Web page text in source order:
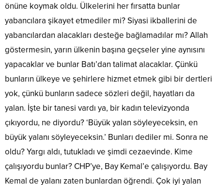
önüne koymak oldu. Ülkelerini her fırsatta bunlar
yabancılara şikayet etmediler mi? Siyasi ikballerini de
yabancılardan alacakları desteğe bağlamadılar mı? Allah
göstermesin, yarın ülkenin başına geçseler yine aynısını
yapacaklar ve bunlar Batı’dan talimat alacaklar. Çünkü
bunların ülkeye ve şehirlere hizmet etmek gibi bir dertleri
yok, çünkü bunların sadece sözleri değil, hayatları da
yalan. İşte bir tanesi vardı ya, bir kadın televizyonda
çıkıyordu, ne diyordu? ‘Büyük yalan söyleyeceksin, en
büyük yalanı söyleyeceksin.’ Bunları dediler mi. Sonra ne
oldu? Yargı aldı, tutukladı ve şimdi cezaevinde. Kime
çalışıyordu bunlar? CHP’ye, Bay Kemal’e çalışıyordu. Bay
Kemal de yalanı zaten bunlardan öğrendi. Çok iyi yalan